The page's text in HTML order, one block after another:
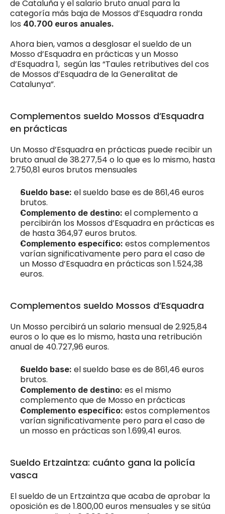
de Cataluña y el salario bruto anual para la
categoría más baja de Mossos d’Esquadra ronda
los 40.700 euros anuales.
Ahora bien, vamos a desglosar el sueldo de un
Mosso d’Esquadra en prácticas y un Mosso
d’Esquadra 1,  según las “Taules retributives del cos
de Mossos d’Esquadra de la Generalitat de
Catalunya”.
Complementos sueldo Mossos d’Esquadra
en prácticas
Un Mosso d’Esquadra en prácticas puede recibir un
bruto anual de 38.277,54 o lo que es lo mismo, hasta
2.750,81 euros brutos mensuales
Sueldo base: el sueldo base es de 861,46 euros
brutos.
Complemento de destino: el complemento a
percibirán los Mossos d’Esquadra en prácticas es
de hasta 364,97 euros brutos.
Complemento específico: estos complementos
varían significativamente pero para el caso de
un Mosso d’Esquadra en prácticas son 1.524,38
euros.
Complementos sueldo Mossos d’Esquadra
Un Mosso percibirá un salario mensual de 2.925,84
euros o lo que es lo mismo, hasta una retribución
anual de 40.727,96 euros.
Sueldo base: el sueldo base es de 861,46 euros
brutos.
Complemento de destino: es el mismo
complemento que de Mosso en prácticas
Complemento específico: estos complementos
varían significativamente pero para el caso de
un mosso en prácticas son 1.699,41 euros.
Sueldo Ertzaintza: cuánto gana la policía
vasca
El sueldo de un Ertzaintza que acaba de aprobar la
oposición es de 1.800,00 euros mensuales y se sitúa